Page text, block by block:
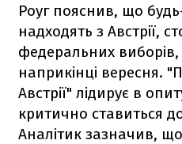
Роуг пояснив, що
надходять з Австрії,
федеральних виборів,
наприкінці вересня.
Австрії" лідирує в
критично ставиться
Аналітик зазначив,